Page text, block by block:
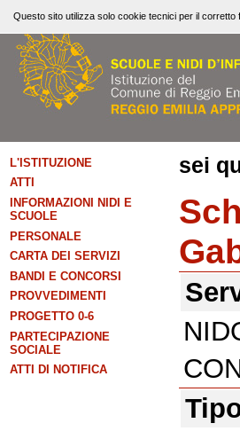
sei
L'ISTITUZIONE
ATTI
INFORMAZIONI NIDI E
SCUOLE
PERSONALE
CARTA DEI SERVIZI
BANDI E CONCORSI
PROVVEDIMENTI
PROGETTO 0-6
PARTECIPAZIONE
SOCIALE
ATTI DI NOTIFICA
Questo sito utilizza solo cookie tecnici per il